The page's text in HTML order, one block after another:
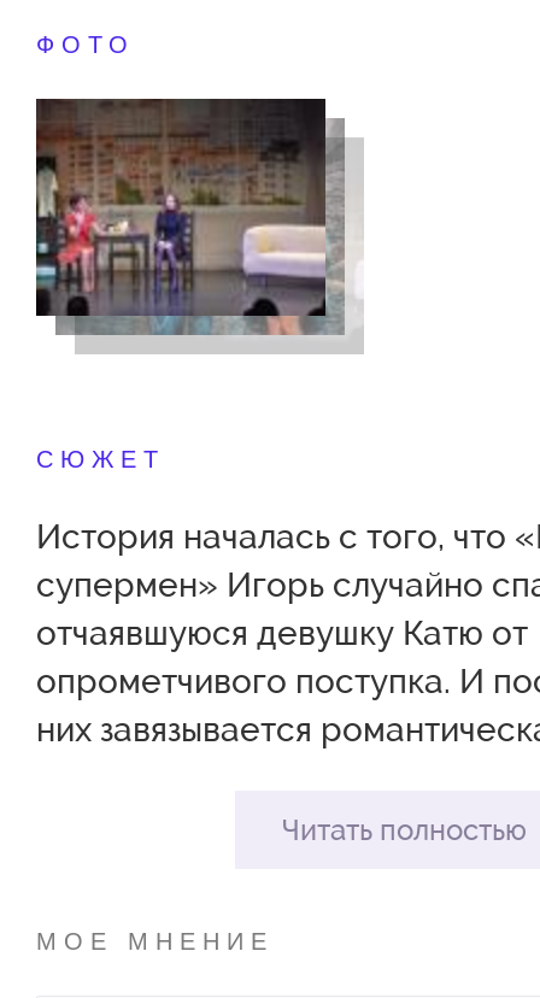
ФОТО
СЮЖЕТ
История началась с того, что
супермен» Игорь случайно
отчаявшуюся девушку Катю от
опрометчивого поступка. И
них завязывается
Кати приводит ее к мысли,
уже было захотела сбежать,
Читать полностью
МОЕ МНЕНИЕ